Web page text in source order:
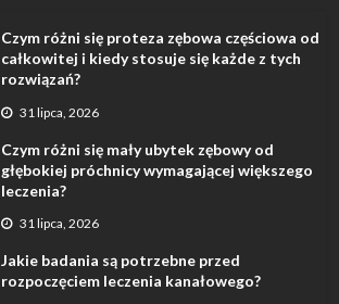
Czym różni się proteza zębowa częściowa od
całkowitej i kiedy stosuje się każde z tych
rozwiązań?
31 lipca, 2026
Czym różni się mały ubytek zębowy od
głębokiej próchnicy wymagającej większego
leczenia?
31 lipca, 2026
Jakie badania są potrzebne przed
rozpoczęciem leczenia kanałowego?